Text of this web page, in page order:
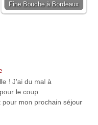
Fine Bouche à Bordeaux
! J’ai du mal à
le coup…
mon prochain séjour